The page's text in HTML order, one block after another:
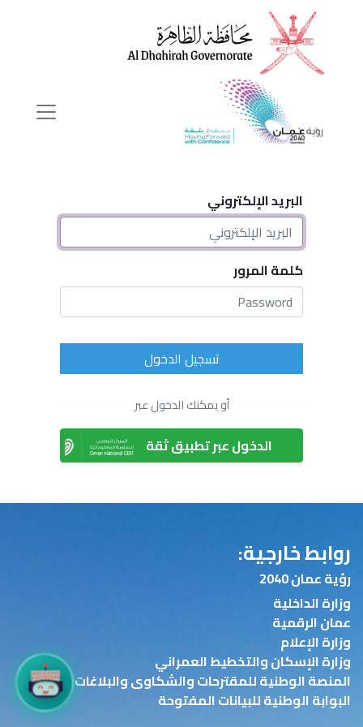
البريد الإلكتروني
كلمة المرور
تسجيل الدخول
أو يمكنك الدخول عبر
الدخول عبر تطبيق ثقة
روابط خارجية:
رؤية عمان 2040
وزارة الداخلية
عمان الرقمية
وزارة الإعلام
وزارة الإسكان والتخطيط العمراني
المنصة الوطنية للمقترحات والشكاوى والبلاغات (تجاوب)
البوابة الوطنية للبيانات المفتوحة